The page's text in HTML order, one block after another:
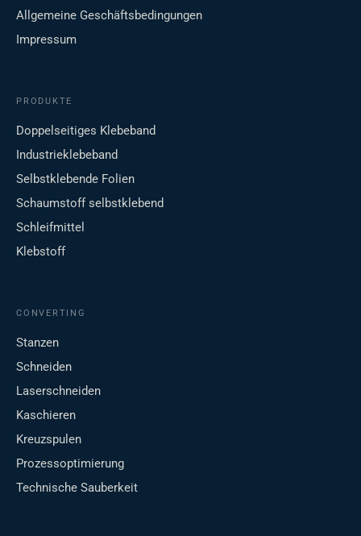
Allgemeine Geschäftsbedingungen
Impressum
PRODUKTE
Doppelseitiges Klebeband
Industrieklebeband
Selbstklebende Folien
Schaumstoff selbstklebend
Schleifmittel
Klebstoff
CONVERTING
Stanzen
Schneiden
Laserschneiden
Kaschieren
Kreuzspulen
Prozessoptimierung
Technische Sauberkeit